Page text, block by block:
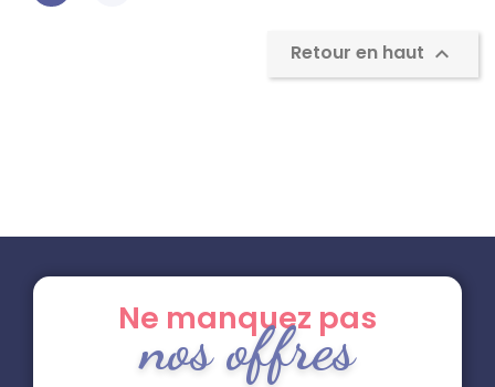
Retour en haut 
Ne manquez pas
nos offres